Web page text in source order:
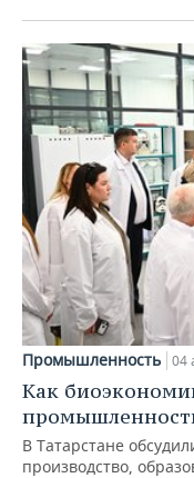
Промышленность 04
Как
В Татарстане
производство,